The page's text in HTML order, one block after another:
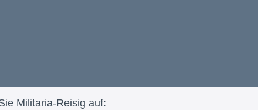
Militaria-Reisig auf: